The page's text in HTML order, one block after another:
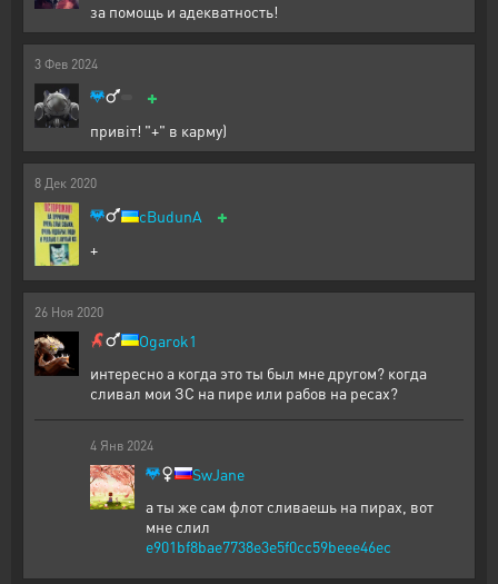
за помощь и адекватность!
3 Фев 2024
+
привіт! "+" в карму)
8 Дек 2020
cBudunA +
+
26 Ноя 2020
Ogarok1
интересно а когда это ты был мне другом? когда
сливал мои ЗС на пире или рабов на ресах?
4 Янв 2024
SwJane
а ты же сам флот сливаешь на пирах, вот
мне слил
e901bf8bae7738e3e5f0cc59beee46ec